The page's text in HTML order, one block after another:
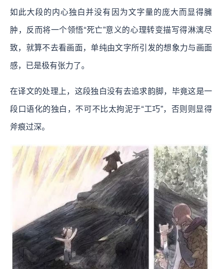
如此大段的内心独白并没有因为文字量的庞大而显得臃
肿，反而将一个领悟“死亡”意义的心理转变描写得淋漓尽
致，就算不去看画面，单纯由文字所引发的想象力与画面
感，已是极有张力了。
在译文的处理上，这段独白没有去追求韵脚，毕竟这是一
段口语化的独白，不可不比太拘泥于“工巧”，否则则显得
斧痕过深。